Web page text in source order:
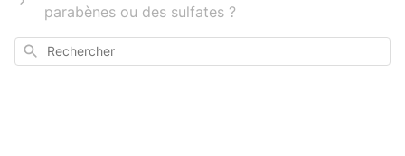
parabènes ou des sulfates ?
Rechercher